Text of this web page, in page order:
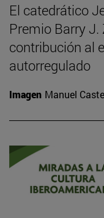
El catedrático
Premio Barry
contribución al
autorregulado
Imagen Manuel